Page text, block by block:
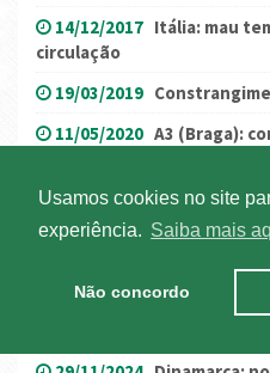
Usamos cookies no site
experiência.
Saiba mais
Não concordo
14/12/2017 Itália: mau
circulação
19/03/2019
11/05/2020 A3 (Braga):
Condicionamentos no
20/01/2023 Espanha: A-